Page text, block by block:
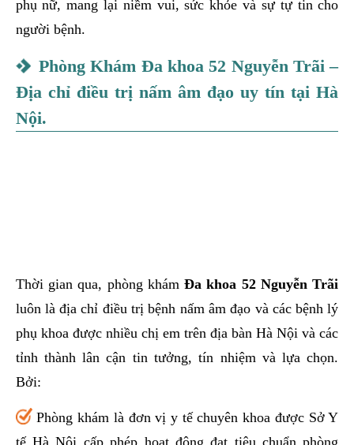
phụ nữ, mang lại niềm vui, sức khỏe và sự tự tin cho
người bệnh.
Phòng Khám Đa khoa 52 Nguyễn Trãi –
Địa chỉ điều trị nấm âm đạo uy tín tại Hà
Nội.
Thời gian qua, phòng khámĐa khoa 52 Nguyễn Trãi
luôn là địa chỉ điều trị bệnh nấm âm đạo và các bệnh lý
phụ khoa được nhiều chị em trên địa bàn Hà Nội và các
tỉnh thành lân cận tin tưởng, tín nhiệm và lựa chọn.
Bởi:
Phòng khám là đơn vị y tế chuyên khoa được Sở Y